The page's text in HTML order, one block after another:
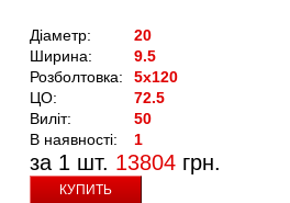
Діаметр:
20
Ширина:
9.5
Розболтовка:
5x120
ЦО:
72.5
Виліт:
50
В наявності:
1
за 1 шт. 13804 грн.
КУПИТЬ